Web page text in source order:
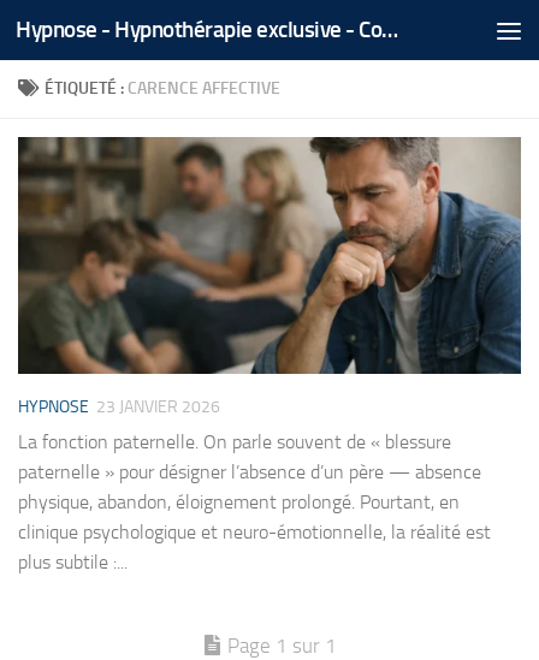
Skip to content Hypnose - Hypnothérapie exclusive - Coaching Médical Spécialisé - Tél/Whatsapp +212 666 535 866
ÉTIQUETÉ : CARENCE AFFECTIVE
HYPNOSE 23 JANVIER 2026
La fonction paternelle. On parle souvent de « blessure
paternelle » pour désigner l’absence d’un père — absence
physique, abandon, éloignement prolongé. Pourtant, en
clinique psychologique et neuro-émotionnelle, la réalité est
plus subtile :...
Page 1 sur 1